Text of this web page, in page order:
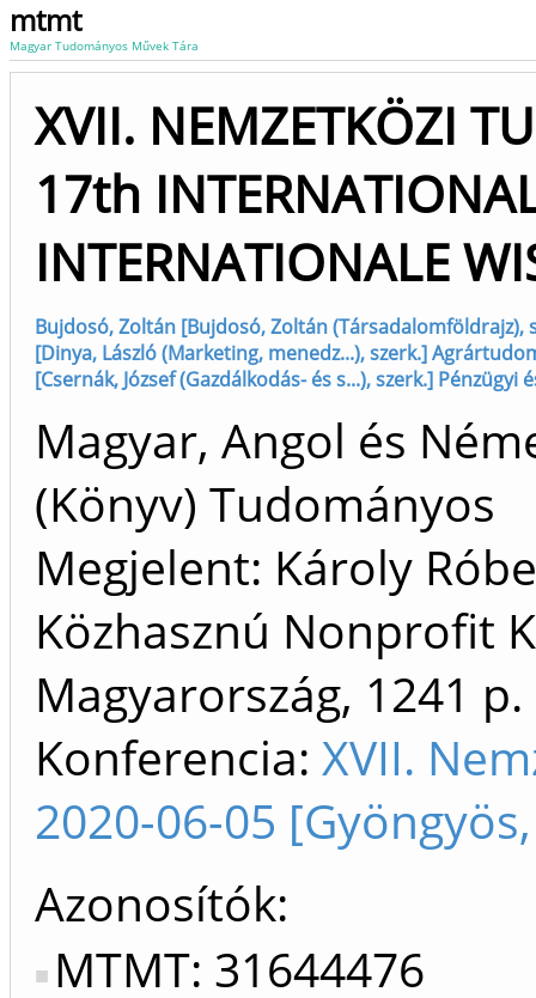
mtmt
Magyar Tudományos Művek Tára
XVII. NEMZETKÖZI
17th
INTERNATIONALE
Bujdosó, Zoltán [Bujdosó, Zoltán (Társadalomföldrajz),
[Dinya, László (Marketing, menedz...), szerk.]
[Csernák, József (Gazdálkodás- és s...), szerk.] Pénzügyi
Magyar, Angol és
(Könyv) Tudományos
Megjelent: Károly
Közhasznú Nonprofit
Magyarország, 1241 p.
Konferencia: XVII.
2020-06-05
Azonosítók
MTMT: 31644476